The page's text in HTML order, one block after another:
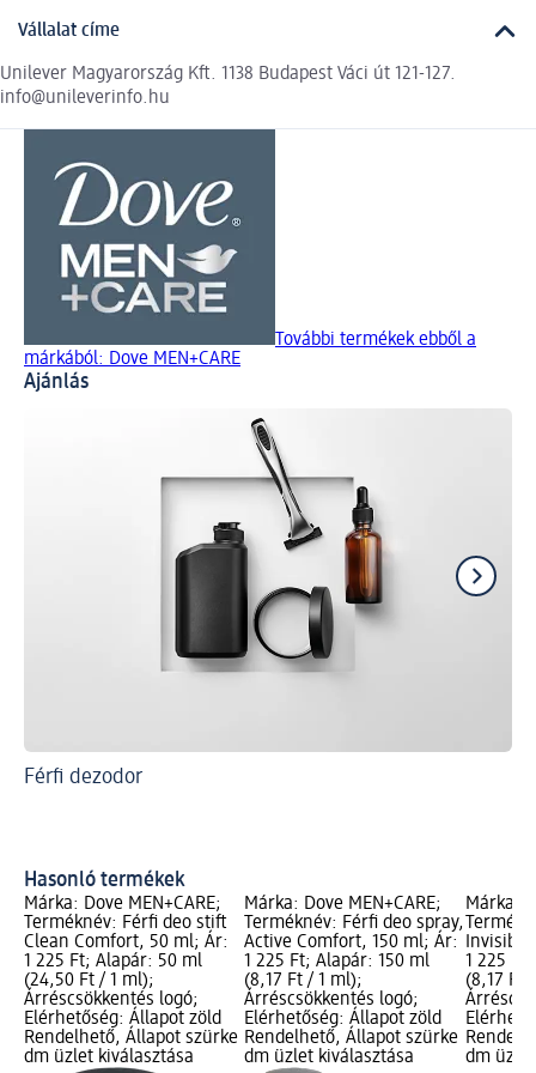
Vállalat címe
Unilever Magyarország Kft. 1138 Budapest Váci út 121-127.
info@unileverinfo.hu
További termékek ebből a
márkából: Dove MEN+CARE
Ajánlás
Férfi dezodor
Hasonló termékek
Márka: Dove MEN+CARE;
Terméknév: Férfi deo stift
Clean Comfort, 50 ml; Ár:
1 225 Ft; Alapár: 50 ml
(24,50 Ft / 1 ml);
Árréscsökkentés logó;
Elérhetőség: Állapot zöld
Rendelhető, Állapot szürke
dm üzlet kiválasztása
Márka: Dove MEN+CARE;
Terméknév: Férfi deo spray,
Active Comfort, 150 ml; Ár:
1 225 Ft; Alapár: 150 ml
(8,17 Ft / 1 ml);
Árréscsökkentés logó;
Elérhetőség: Állapot zöld
Rendelhető, Állapot szürke
dm üzlet kiválasztása
Márka:
1 225
(8,17 Ft
dm